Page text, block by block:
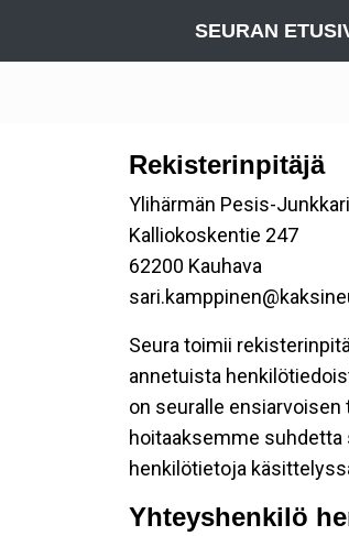
SEURAN
Rekisterinpitäjä
Ylihärmän Pesis-
Kalliokoskentie 247
62200 Kauhava
Seura toimii
annetuista
on seuralle
hoitaaksemme
henkilötietoja
Yhteyshenkilö